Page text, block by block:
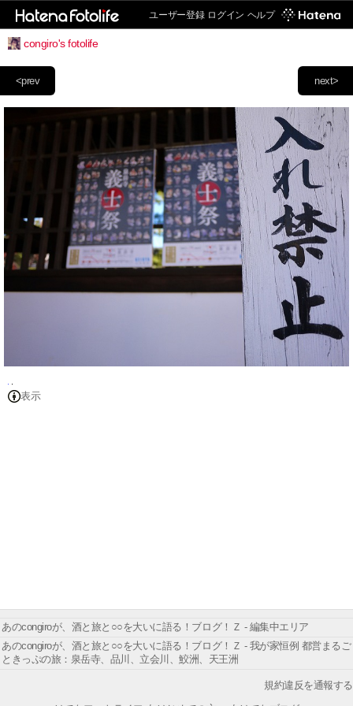
ユーザー登録 ログイン ヘルプ
congiro's fotolife
next>
<prev
表示
あのcongiroが、酒と旅と○○を大いに語る！ブログ！Ｚ - 編集中エリア
あのcongiroが、酒と旅と○○を大いに語る！ブログ！Ｚ - 我が家恒例 都営まるご
ときっぷの旅：泉岳寺、品川、立会川、鮫洲、天王洲
規約違反を通報する